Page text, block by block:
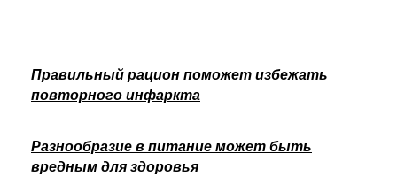
Правильный рацион поможет избежать
повторного инфаркта
Разнообразие в питание может быть
вредным для здоровья